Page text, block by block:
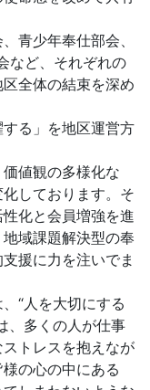
青少年奉仕部会、
など、それぞれの
全体の結束を深め
る」を地区運営方
値観の多様化な
しております。そ
化と会員増強を進
域課題解決型の奉
援に力を注いでま
“人を大切にする
、多くの人が仕事
トレスを抱えなが
の心の中にある